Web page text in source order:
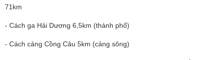
71km
- Cách ga Hải Dương 6,5km (thành phố)
- Cách cảng Cồng Câu 5km (cảng sông)